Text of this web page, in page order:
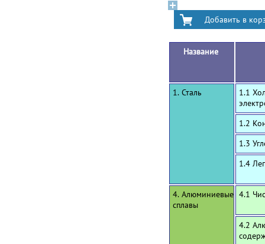
Название
1. Сталь
1.1
1.2
1.3
1.4
4. Алюминиевые
сплавы
4.1
4.2